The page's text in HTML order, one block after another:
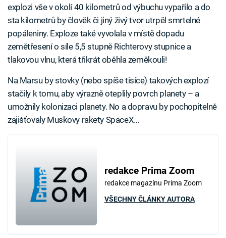
explozi vše v okolí 40 kilometrů od výbuchu vypařilo a do
sta kilometrů by člověk či jiný živý tvor utrpěl smrtelné
popáleniny. Exploze také vyvolala v místě dopadu
zemětřesení o síle 5,5 stupně Richterovy stupnice a
tlakovou vlnu, která třikrát oběhla zeměkouli!
Na Marsu by stovky (nebo spíše tisíce) takových explozí
stačily k tomu, aby výrazně oteplily povrch planety – a
umožnily kolonizaci planety. No a dopravu by pochopitelně
zajišťovaly Muskovy rakety SpaceX…
redakce Prima Zoom
redakce magazínu Prima Zoom
VŠECHNY ČLÁNKY AUTORA